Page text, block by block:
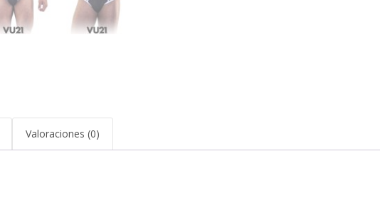
Valoraciones (0)